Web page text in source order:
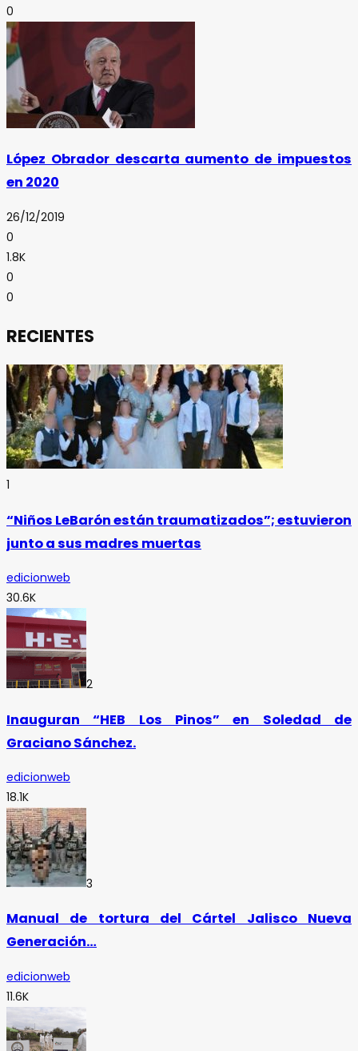
0
López Obrador descarta aumento de impuestos
en 2020
26/12/2019
0
1.8K
0
0
RECIENTES
1
“Niños LeBarón están traumatizados”; estuvieron
junto a sus madres muertas
edicionweb
30.6K
2
Inauguran “HEB Los Pinos” en Soledad de
Graciano Sánchez.
edicionweb
18.1K
3
Manual de tortura del Cártel Jalisco Nueva
Generación…
edicionweb
11.6K